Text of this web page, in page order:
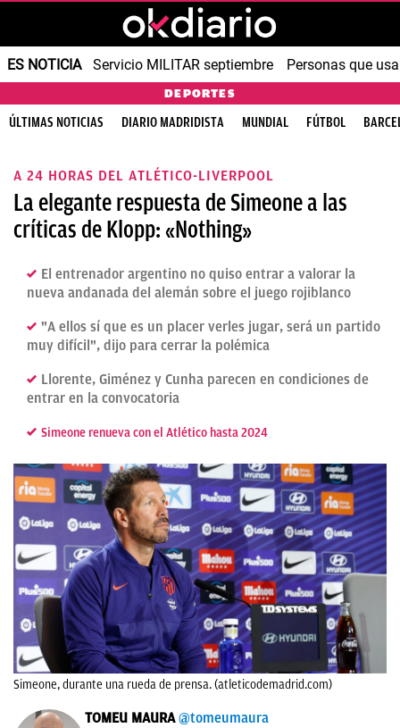
ES NOTICIA Servicio MILITAR septiembre Personas que
DEPORTES
ÚLTIMAS NOTICIAS DIARIO MADRIDISTA MUNDIAL FÚTBOL
A 24 HORAS DEL ATLÉTICO-LIVERPOOL
La elegante respuesta de Simeone a las
críticas de Klopp: «Nothing»
El entrenador argentino no quiso entrar a valorar la
nueva andanada del alemán sobre el juego rojiblanco
"A ellos sí que es un placer verles jugar, será un partido
muy difícil", dijo para cerrar la polémica
Llorente, Giménez y Cunha parecen en condiciones de
entrar en la convocatoria
Simeone renueva con el Atlético hasta 2024
Simeone, durante una rueda de prensa. (atleticodemadrid.com)
TOMEU MAURA @tomeumaura